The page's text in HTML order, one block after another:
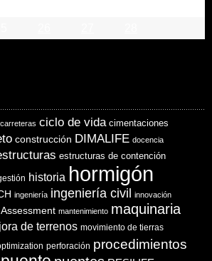
carreteras ciclo de vida cimentaciones
construcción DIMALIFE docencia
estructuras de contención
historia hormigón
ingeniería ingeniería civil innovación
mantenimiento maquinaria
de terrenos movimiento de tierras
perforación procedimientos